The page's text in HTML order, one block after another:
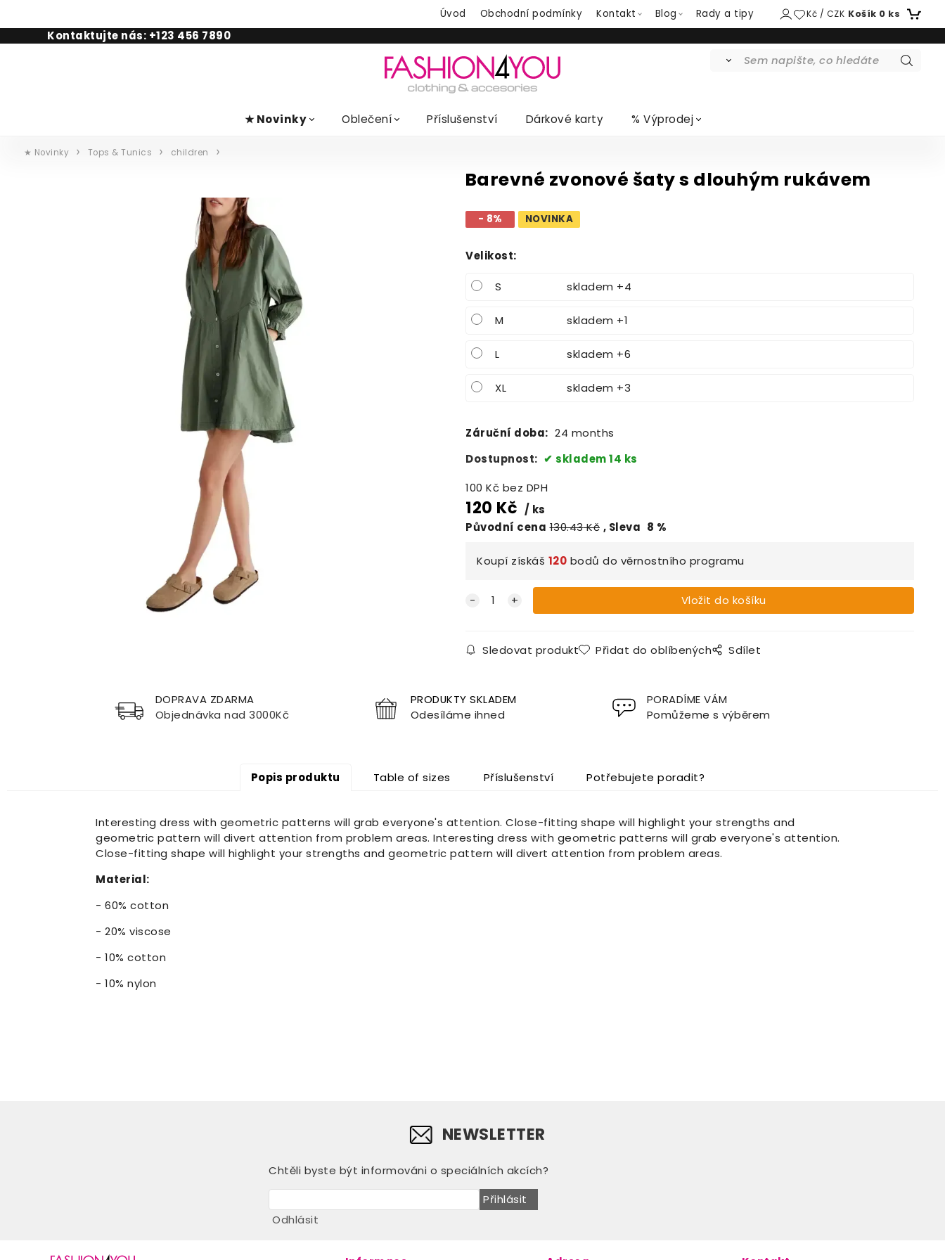
Úvod Obchodní podmínky Kontakt Blog Rady a tipy Kč / CZK Košík 0 ks
Kontaktujte nás: +123 456 7890
★ Novinky Oblečení Příslušenství Dárkové karty % Výprodej
★ Novinky Tops & Tunics children
Barevné zvonové šaty s dlouhým rukávem
- 8% NOVINKA
Velikost:
S skladem +4
M skladem +1
L skladem +6
XL skladem +3
Záruční doba: 24 months
Dostupnost:
skladem 14 ks
100 Kč bez DPH
120 Kč
ks
Původní cena 130.43Kč Sleva 8 %
Koupí získáš 120 bodů do věrnostního programu
Sledovat produkt Přidat do oblíbených Sdílet
DOPRAVA ZDARMA
Objednávka nad 3000Kč
PRODUKTY SKLADEM
Odesíláme ihned
PORADÍME VÁM
Pomůžeme s výběrem
Popis produktu Table of sizes Příslušenství Potřebujete poradit?
Interesting dress with geometric patterns will grab everyone's attention. Close-fitting shape will highlight your strengths and
geometric pattern will divert attention from problem areas. Interesting dress with geometric patterns will grab everyone's attention.
Close-fitting shape will highlight your strengths and geometric pattern will divert attention from problem areas.
Material:
- 60% cotton
- 20% viscose
- 10% cotton
- 10% nylon
NEWSLETTER
Chtěli byste být informováni o speciálních akcích?
Přihlásit
Odhlásit